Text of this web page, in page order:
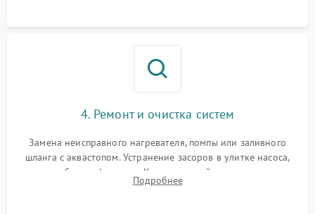
4. Ремонт и очистка систем
Замена неисправного нагревателя, помпы или заливного
шланга с аквастопом. Устранение засоров в улитке насоса,
патрубках и фильтрах. Компонентный ремонт платы
управления, восстановление поврежденной проводки.
Подробнее